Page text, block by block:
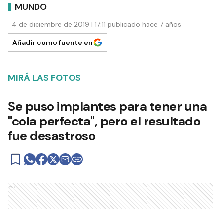
MUNDO
4 de diciembre de 2019 | 17:11 publicado hace 7 años
Añadir como fuente en
MIRÁ LAS FOTOS
Se puso implantes para tener una
"cola perfecta", pero el resultado
fue desastroso
Ads